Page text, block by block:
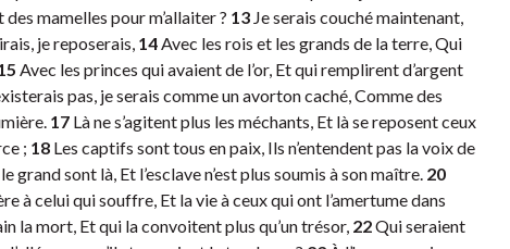
mamelles pour m’allaiter ? 13 Je serais couché maintenant,
je reposerais, 14 Avec les rois et les grands de la terre, Qui
Avec les princes qui avaient de l’or, Et qui remplirent d’argent
pas, je serais comme un avorton caché, Comme des
17 Là ne s’agitent plus les méchants, Et là se reposent ceux
; 18 Les captifs sont tous en paix, Ils n’entendent pas la voix de
grand sont là, Et l’esclave n’est plus soumis à son maître. 20
à celui qui souffre, Et la vie à ceux qui ont l’amertume dans
la mort, Et qui la convoitent plus qu’un trésor, 22Qui seraient